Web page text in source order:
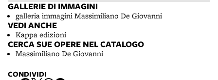
GALLERIE DI IMMAGINI
galleria immagini Massimiliano De Giovanni
VEDI ANCHE
Kappa edizioni
CERCA SUE OPERE NEL CATALOGO
Massimiliano De Giovanni
CONDIVIDI